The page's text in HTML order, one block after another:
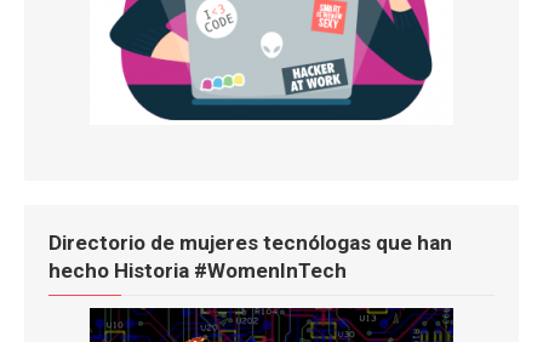
Directorio de mujeres tecnólogas que han
hecho Historia #WomenInTech